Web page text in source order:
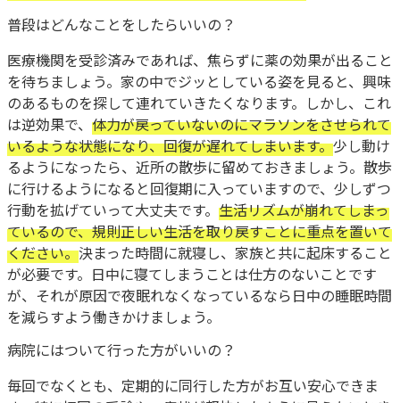
普段はどんなことをしたらいいの？
医療機関を受診済みであれば、焦らずに薬の効果が出ること
を待ちましょう。家の中でジッとしている姿を見ると、興味
のあるものを探して連れていきたくなります。しかし、これ
は逆効果で、 体力が戻っていないのにマラソンをさせられて
いるような状態になり、回復が遅れてしまいます。少し動け
るようになったら、近所の散歩に留めておきましょう。散歩
に行けるようになると回復期に入っていますので、少しずつ
行動を拡げていって大丈夫です。 生活リズムが崩れてしまっ
ているので、規則正しい生活を取り戻すことに重点を置いて
ください。決まった時間に就寝し、家族と共に起床すること
が必要です。日中に寝てしまうことは仕方のないことです
が、それが原因で夜眠れなくなっているなら日中の睡眠時間
を減らすよう働きかけましょう。
病院にはついて行った方がいいの？
毎回でなくとも、定期的に同行した方がお互い安心できま